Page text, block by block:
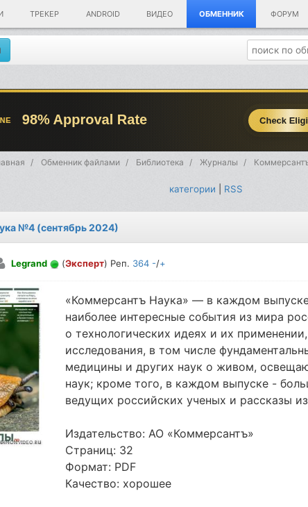
ТРЕКЕР ANDROID ВИДЕО ОБМЕННИК ФОРУМ
Обменник файлами Библиотека Журналы
категории RSS
№4 (сентябрь 2024)
Legrand (Эксперт) Реп. 364 -/+
«Коммерсантъ Наука» — в каждом
наиболее интересные события из мира
о технологических идеях и их
исследования, в том числе
медицины и других наук о живом,
наук; кроме того, в каждом выпуске -
ведущих российских ученых и рассказы
Издательство: АО «Коммерсантъ»
Страниц: 32
Формат: PDF
Качество: хорошее